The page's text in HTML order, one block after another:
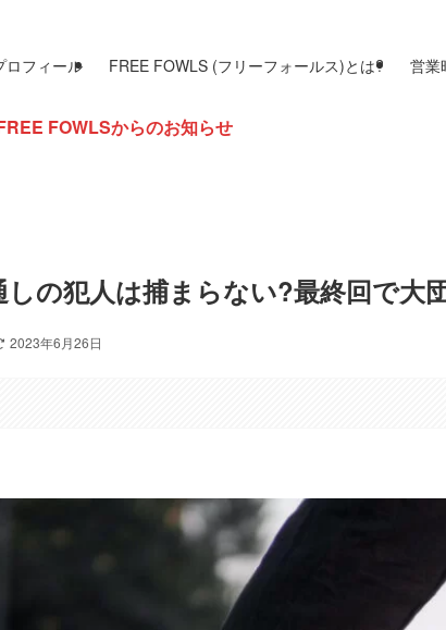
ロフィール FREE FOWLS (フリーフォールス)とは? 営業
お知らせ
しの犯人は捕まらない?最終回で大
2023年6月26日